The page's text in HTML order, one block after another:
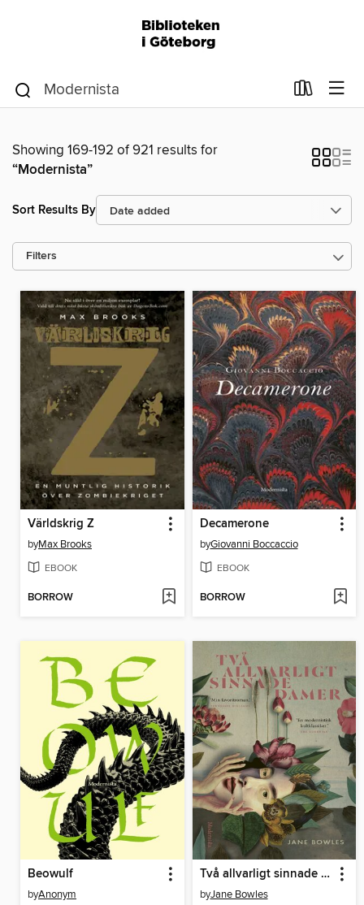
Showing 169-192 of 921 results for
“Modernista”
Sort Results By
Filters
Världskrig Z
byMax Brooks
EBOOK
BORROW
Decamerone
byGiovanni Boccaccio
EBOOK
BORROW
Beowulf
byAnonym
Två allvarligt sinnade damer
byJane Bowles